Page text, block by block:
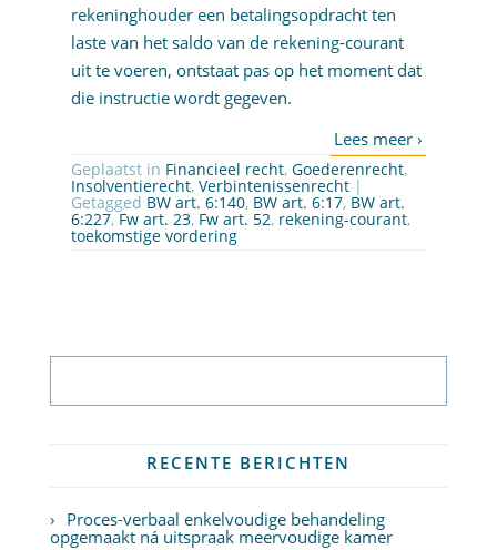
rekeninghouder een betalingsopdracht ten
laste van het saldo van de rekening-courant
uit te voeren, ontstaat pas op het moment dat
die instructie wordt gegeven.
Geplaatst in Financieel recht, Goederenrecht,
Insolventierecht, Verbintenissenrecht|
Getagged BW art. 6:140, BW art. 6:17, BW art.
6:227, Fw art. 23, Fw art. 52, rekening-courant,
toekomstige vordering
RECENTE BERICHTEN
Proces-verbaal enkelvoudige behandeling
opgemaakt ná uitspraak meervoudige kamer